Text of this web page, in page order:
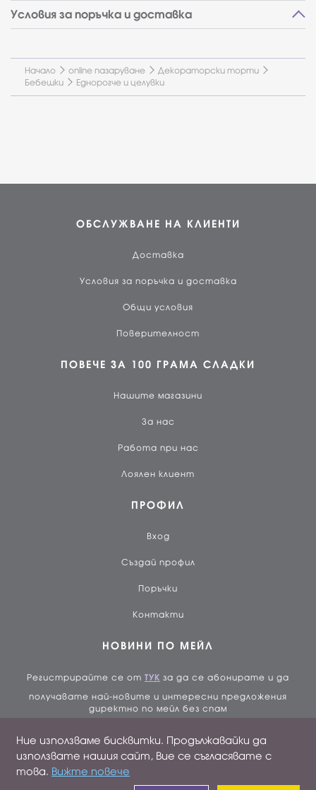
Условия за поръчка и доставка
Начало online пазаруване
Декораторски торти
Бебешки
Еднорогче и целувки
ОБСЛУЖВАНЕ НА КЛИЕНТИ
Доставка
Условия за поръчка и доставка
Общи условия
Поверителност
ПОВЕЧЕ ЗА 100 ГРАМА СЛАДКИ
Нашите магазини
За нас
Работа при нас
Лоялен клиент
ПРОФИЛ
Вход
Създай профил
Поръчки
Контакти
НОВИНИ ПО МЕЙЛ
Регистрирайте се от ТУК за да се абонирате и да
получавате най-новите и интересни предложения
директно по мейл без спам
Валутен курс: 1 BGN = 0,51129 EUR
Ние използваме бисквитки. Продължавайки да
използвате нашия сайт, Вие се съгласявате с
това. Вижте повече